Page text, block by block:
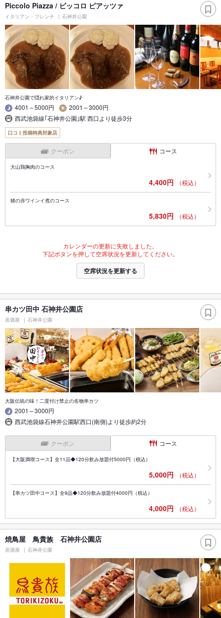
Piccolo Piazza / ピッコロ ピアッツァ
イタリアン・フレンチ 石神井公園
石神井公園で隠れ家的イタリアン♪
4001～5000円
2001～3000円
西武池袋線｢石神井公園｣駅 西口より徒歩3分
口コミ投稿特典対象店
クーポン コース
大山鶏胸肉のコース
4,400円 （税込）
猪の赤ワインイ煮のコース
5,830円 （税込）
カレンダーの更新に失敗しました。
下記ボタンを押して空席状況を更新してください。
空席状況を更新する
串カツ田中 石神井公園店
居酒屋 石神井公園
大阪伝統の味！二度付け禁止の名物串カツ
2001～3000円
西武池袋線石神井公園駅西口(南側)より徒歩約2分
クーポン コース
【大阪満喫コース】全11品◆120分飲み放題付5000円（税込）
5,000円 （税込）
【串カツ田中コース】全9品◆120分飲み放題付4000円（税込）
4,000円 （税込）
焼鳥屋 鳥貴族 石神井公園店
居酒屋 石神井公園